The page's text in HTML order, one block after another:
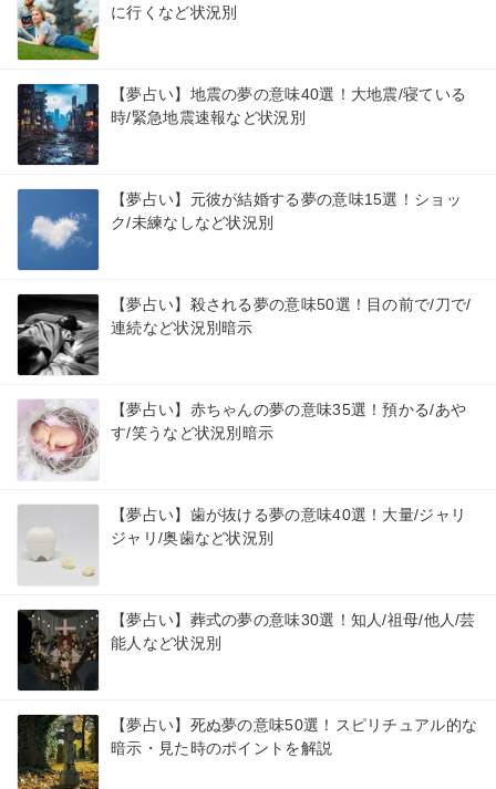
に行くなど状況別
【夢占い】地震の夢の意味40選！大地震/寝ている
時/緊急地震速報など状況別
【夢占い】元彼が結婚する夢の意味15選！ショッ
ク/未練なしなど状況別
【夢占い】殺される夢の意味50選！目の前で/刀で/
連続など状況別暗示
【夢占い】赤ちゃんの夢の意味35選！預かる/あや
す/笑うなど状況別暗示
【夢占い】歯が抜ける夢の意味40選！大量/ジャリ
ジャリ/奥歯など状況別
【夢占い】葬式の夢の意味30選！知人/祖母/他人/芸
能人など状況別
【夢占い】死ぬ夢の意味50選！スピリチュアル的な
暗示・見た時のポイントを解説